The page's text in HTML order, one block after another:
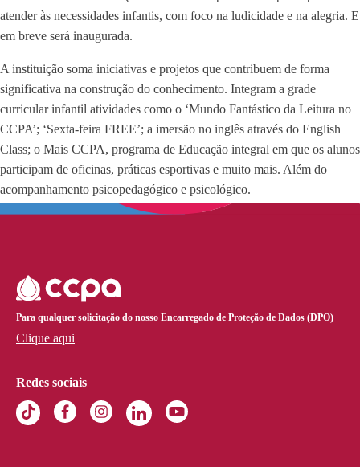
atender às necessidades infantis, com foco na ludicidade e na alegria. E
em breve será inaugurada.
A instituição soma iniciativas e projetos que contribuem de forma
significativa na construção do conhecimento. Integram a grade
curricular infantil atividades como o ‘Mundo Fantástico da Leitura no
CCPA’; ‘Sexta-feira FREE’; a imersão no inglês através do English
Class; o Mais CCPA, programa de Educação integral em que os alunos
participam de oficinas, práticas esportivas e muito mais. Além do
acompanhamento psicopedagógico e psicológico.
Para qualquer solicitação do nosso Encarregado de Proteção de Dados (DPO)
Clique aqui
Redes sociais